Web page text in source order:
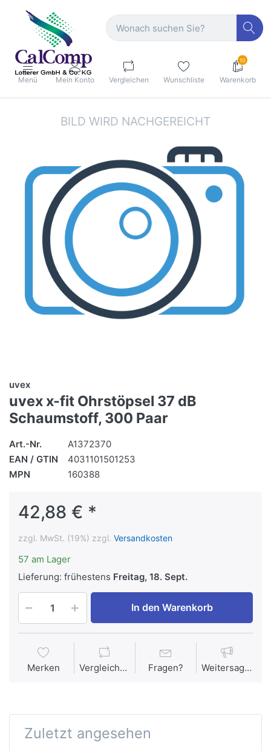
Menü Mein Konto Vergleichen Wunschliste
10
Warenkorb
uvex
uvex x-fit Ohrstöpsel 37 dB
Schaumstoff, 300 Paar
Art.-Nr.
A1372370
EAN / GTIN
4031101501253
MPN
160388
42,88 € *
zzgl. MwSt. (19%) zzgl. Versandkosten
57 am Lager
Lieferung: frühestens Freitag, 18. Sept.
In den Warenkorb
Merken Vergleichen Fragen? Weitersagen
Zuletzt angesehen